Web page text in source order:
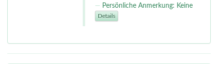
Persönliche Anmerkung: Keine
Details